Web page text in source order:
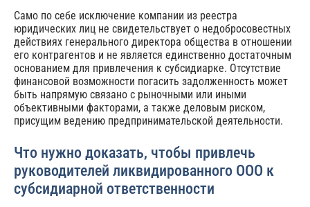
Само по себе исключение компании из реестра
юридических лиц не свидетельствует о недобросовестных
действиях генерального директора общества в отношении
его контрагентов и не является единственно достаточным
основанием для привлечения к субсидиарке. Отсутствие
финансовой возможности погасить задолженность может
быть напрямую связано с рыночными или иными
объективными факторами, а также деловым риском,
присущим ведению предпринимательской деятельности.
Что нужно доказать, чтобы привлечь
руководителей ликвидированного ООО к
субсидиарной ответственности